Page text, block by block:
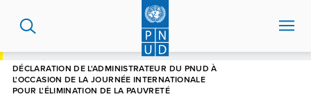
contenu
principal
DÉCLARATION DE L'ADMINISTRATEUR DU PNUD À
L'OCCASION DE LA JOURNÉE INTERNATIONALE
POUR L'ÉLIMINATION DE LA PAUVRETÉ